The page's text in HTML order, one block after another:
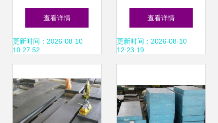
钢 高品质整板、零
切与精密加工一体
查看详情
更新时间：2026-08-10
10:27:52
模具钢产品列表
查看详情
更新时间：2026-08-10
12:23:19